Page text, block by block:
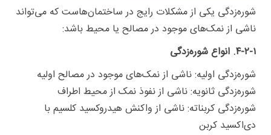
شوره‌زدگی یکی از مشکلات رایج در ساختمان‌هاست که می‌تواند
ناشی از نمک‌های موجود در مصالح یا محیط باشد:
۴-۲-۱. انواع شوره‌زدگی
شوره‌زدگی اولیه: ناشی از نمک‌های موجود در مصالح اولیه
شوره‌زدگی ثانویه: ناشی از نفوذ نمک از محیط اطراف
شوره‌زدگی کربناته: ناشی از واکنش هیدروکسید کلسیم با
دی‌اکسید کربن